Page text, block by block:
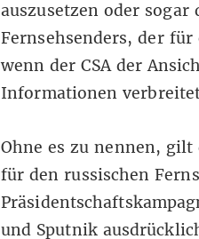
auszusetzen oder
Fernsehsenders, der
wenn der CSA der
Informationen
Ohne es zu nennen, gilt
für den russischen
und Sputnik